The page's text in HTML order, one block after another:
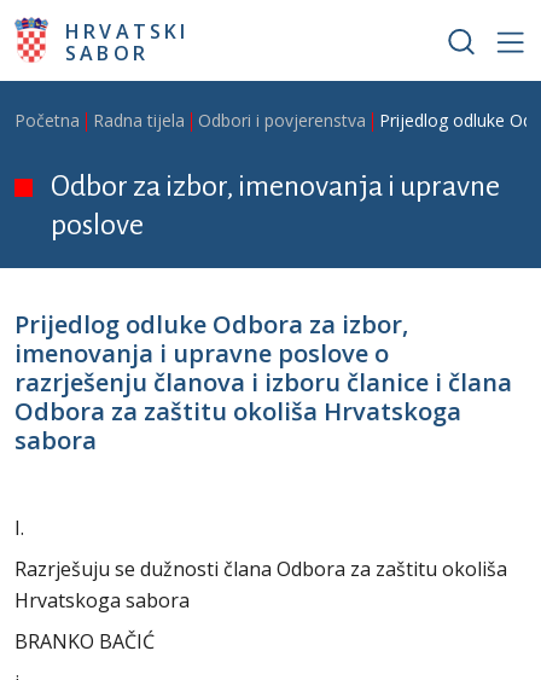
Skoči na glavni sadržaj
HRVATSKI
SABOR
Breadcrumb
Početna Radna tijela Odbori i povjerenstva Prijedlog odluke
Odbor za izbor, imenovanja i upravne
poslove
Prijedlog odluke Odbora za izbor,
imenovanja i upravne poslove o
razrješenju članova i izboru članice i člana
Odbora za zaštitu okoliša Hrvatskoga
sabora
I.
Razrješuju se dužnosti člana Odbora za zaštitu okoliša
Hrvatskoga sabora
BRANKO BAČIĆ